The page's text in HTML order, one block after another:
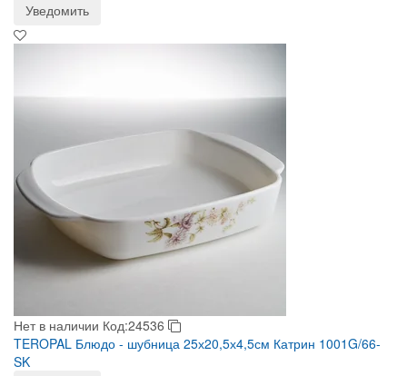
Уведомить
Нет в наличии Код:24536
TEROPAL Блюдо - шубница 25х20,5х4,5см Катрин 1001G/66-
SK